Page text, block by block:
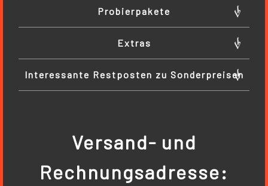
Probierpakete
Extras
Interessante Restposten zu Sonderpreisen
Versand- und
Rechnungsadresse: